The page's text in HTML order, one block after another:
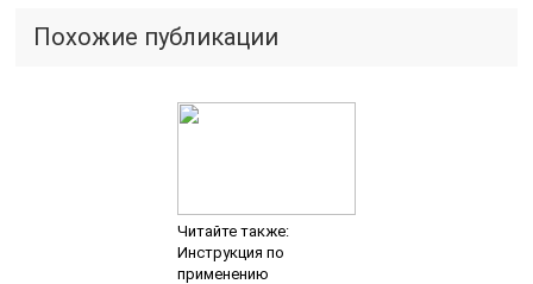
Похожие публикации
Читайте также:
Инструкция по
применению